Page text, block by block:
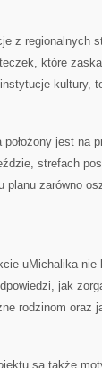
z regionalnych
które
kultury,
położony jest na
strefach
planu zarówno
uMichalika
jak
rodzinom oraz
są także